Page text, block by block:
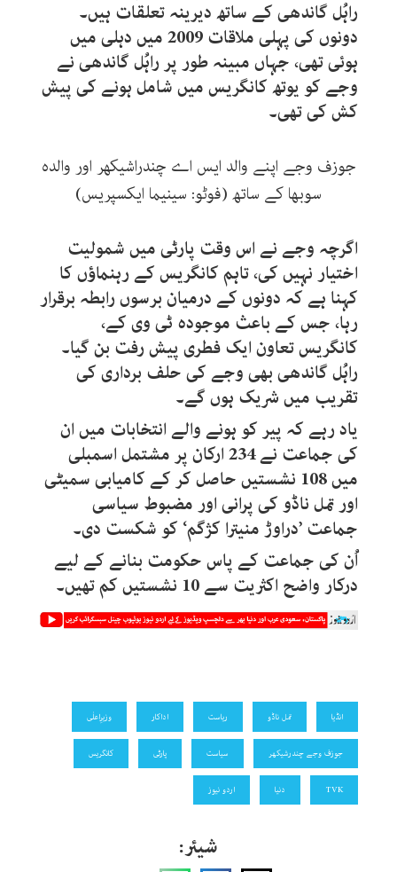
راہُل گاندھی کے ساتھ دیرینہ تعلقات ہیں۔
دونوں کی پہلی ملاقات 2009 میں دہلی میں
ہوئی تھی، جہاں مبینہ طور پر راہُل گاندھی نے
وجے کو یوتھ کانگریس میں شامل ہونے کی پیش
کش کی تھی۔
جوزف وجے اپنے والد ایس اے چندراشیکھر اور والدہ
سوبھا کے ساتھ (فوٹو: سینیما ایکسپریس)
اگرچہ وجے نے اس وقت پارٹی میں شمولیت
اختیار نہیں کی، تاہم کانگریس کے رہنماؤں کا
کہنا ہے کہ دونوں کے درمیان برسوں رابطہ برقرار
رہا، جس کے باعث موجودہ ٹی وی کے،
کانگریس تعاون ایک فطری پیش رفت بن گیا۔
راہُل گاندھی بھی وجے کی حلف برداری کی
تقریب میں شریک ہوں گے۔
یاد رہے کہ پیر کو ہونے والے انتخابات میں ان
کی جماعت نے 234 ارکان پر مشتمل اسمبلی
میں 108 نشستیں حاصل کر کے کامیابی سمیٹی
اور تمل ناڈو کی پرانی اور مضبوط سیاسی
جماعت ’دراوڑ منیترا کژگم‘ کو شکست دی۔
اُن کی جماعت کے پاس حکومت بنانے کے لیے
درکار واضح اکثریت سے 10 نشستیں کم تھیں۔
انڈیا تمل ناڈو ریاست اداکار وزیرِاعلٰی
جوزف وجے چندرشیکھر سیاست پارٹی کانگریس
TVK دنیا اردو نیوز
شیئر: